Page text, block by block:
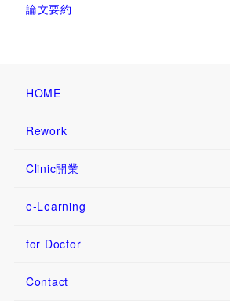
論文要約
HOME
Rework
Clinic開業
e-Learning
for Doctor
Contact